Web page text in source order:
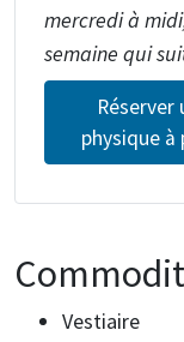
mercredi à
semaine qui
physique
Vestiaire